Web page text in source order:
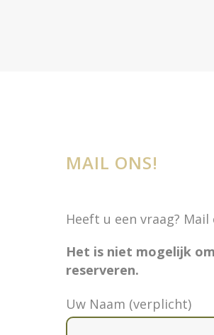
MAIL ONS!
Heeft u een vraag?
Het is niet mogelijk
reserveren.
dit
veld
Uw Naam (verplicht)